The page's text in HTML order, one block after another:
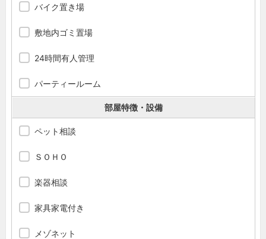
バイク置き場
敷地内ゴミ置場
24時間有人管理
パーティールーム
部屋特徴・設備
ペット相談
ＳＯＨＯ
楽器相談
家具家電付き
メゾネット